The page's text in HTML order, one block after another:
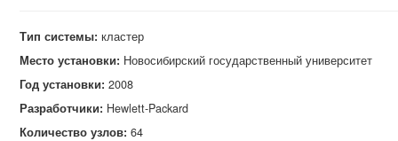
Тип системы: кластер
Место установки: Новосибирский государственный университет
Год установки: 2008
Разработчики: Hewlett‑Packard
Количество узлов: 64